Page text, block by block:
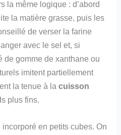
la même logique : d’abord
la matière grasse, puis les
de verser la farine
avec le sel et, si
de gomme de xanthane ou
imitent partiellement
la tenue à lacuisson
plus fins.
en petits cubes. On